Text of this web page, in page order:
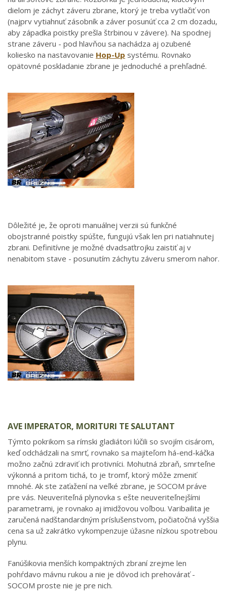
dielom je záchyt záveru zbrane, ktorý je treba vytlačiť von
(najprv vytiahnuť zásobník a záver posunúť cca 2 cm dozadu,
aby západka poistky prešla štrbinou v závere). Na spodnej
strane záveru - pod hlavňou sa nachádza aj ozubené
koliesko na nastavovanie Hop-Up systému. Rovnako
opätovné poskladanie zbrane je jednoduché a prehľadné.
Dôležité je, že oproti manuálnej verzii sú funkčné
obojstranné poistky spúšte, fungujú však len pri natiahnutej
zbrani. Definitívne je možné dvadsaťtrojku zaistiť aj v
nenabitom stave - posunutím záchytu záveru smerom nahor.
AVE IMPERATOR, MORITURI TE SALUTANT
Týmto pokrikom sa rímski gladiátori lúčili so svojím cisárom,
keď odchádzali na smrť, rovnako sa majiteľom há-end-káčka
možno začnú zdraviť ich protivníci. Mohutná zbraň, smrteľne
výkonná a pritom tichá, to je tromf, ktorý môže zmeniť
mnohé. Ak ste zaťažení na veľké zbrane, je SOCOM práve
pre vás. Neuveriteľná plynovka s ešte neuveriteľnejšími
parametrami, je rovnako aj imidžovou voľbou. Varibailita je
zaručená nadštandardným príslušenstvom, počiatočná vyššia
cena sa už zakrátko vykompenzuje úžasne nízkou spotrebou
plynu.
Fanúšikovia menších kompaktných zbraní zrejme len
pohŕdavo mávnu rukou a nie je dôvod ich prehovárať -
SOCOM proste nie je pre nich.